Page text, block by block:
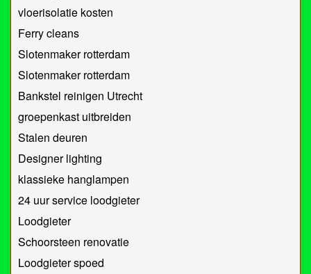
vloerisolatie kosten
Ferry cleans
Slotenmaker rotterdam
Slotenmaker rotterdam
Bankstel reinigen Utrecht
groepenkast uitbreiden
Stalen deuren
Designer lighting
klassieke hanglampen
24 uur service loodgieter
Loodgieter
Schoorsteen renovatie
Loodgieter spoed